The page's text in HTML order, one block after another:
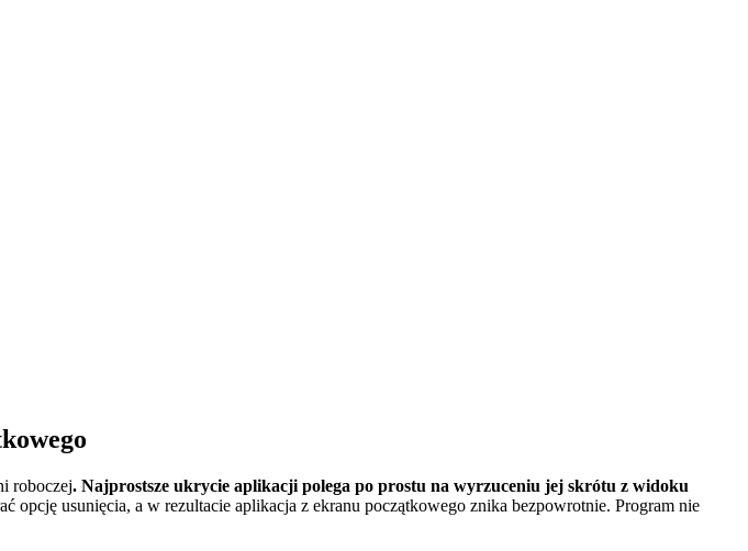
roboczej. Najprostsze ukrycie aplikacji polega po prostu na wyrzuceniu jej skrótu z widoku
opcję usunięcia, a w rezultacie aplikacja z ekranu początkowego znika bezpowrotnie. Program nie